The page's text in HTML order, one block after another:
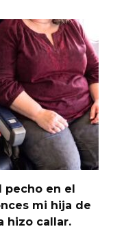
pecho en el
mi hija de
hizo callar.